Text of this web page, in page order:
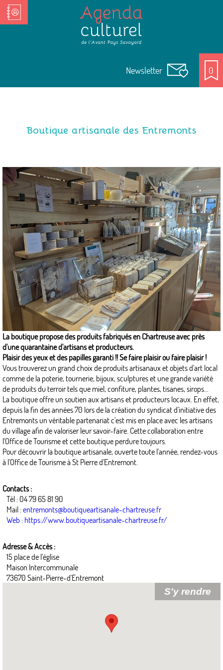
Nos Acteurs culturels
Newsletter 0
Boutique artisanale des Entremonts
La boutique propose des produits fabriqués en Chartreuse avec près
d'une quarantaine d'artisans et producteurs.
Plaisir des yeux et des papilles garanti !! Se faire plaisir ou faire plaisir !
Vous trouverez un grand choix de produits artisanaux et objets d'art local
comme de la poterie, tournerie, bijoux, sculptures et une grande variété
de produits du terroir tels que miel, confiture, plantes, tisanes, sirops...
La boutique offre un soutien aux artisans et producteurs locaux. En effet,
depuis la fin des années 70 lors de la création du syndicat d'initiative des
Entremonts un véritable partenariat c'est mis en place avec les artisans
du village afin de valoriser leur savoir-faire. Cette collaboration entre
l'Office de Tourisme et cette boutique perdure toujours.
Pour découvrir la boutique artisanale, ouverte toute l'année, rendez-vous
à l'Office de Tourisme à St Pierre d'Entremont.
Contacts :
Tél : 04 79 65 81 90
Mail :entremonts@boutiqueartisanale-chartreuse.fr
Web : https://www.boutiqueartisanale-chartreuse.fr/
Adresse & Accès :
15 place de l'église
Maison Intercommunale
73670 Saint-Pierre-d'Entremont